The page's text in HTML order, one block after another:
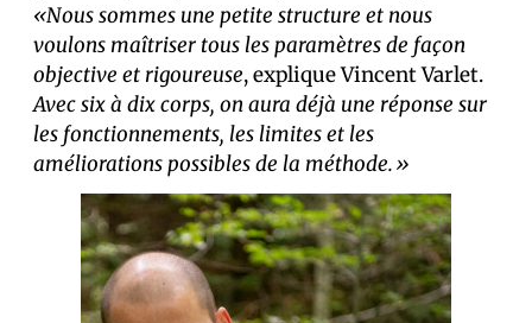
«Nous sommes une petite structure et nous
voulons maîtriser tous les paramètres de façon
objective et rigoureuse, explique Vincent Varlet.
Avec six à dix corps, on aura déjà une réponse sur
les fonctionnements, les limites et les
améliorations possibles de la méthode.»